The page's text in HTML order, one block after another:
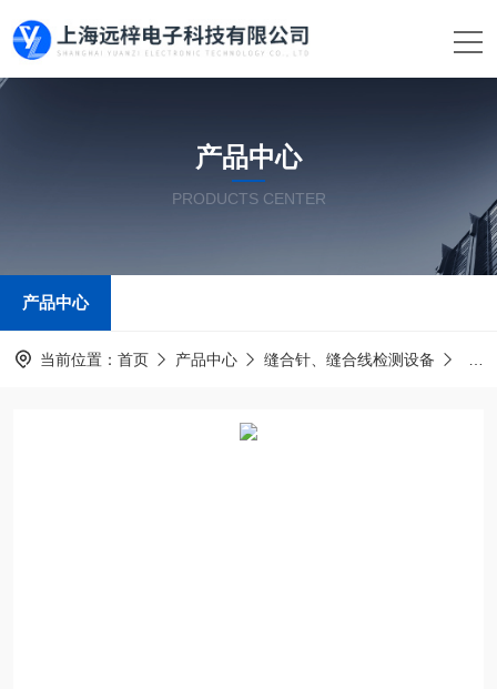
产品中心
PRODUCTS CENTER
产品中心
当前位置： 首页 产品中心 缝合针、缝合线检测设备